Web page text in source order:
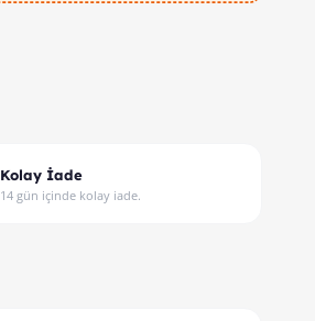
Kolay İade
14 gün içinde kolay iade.